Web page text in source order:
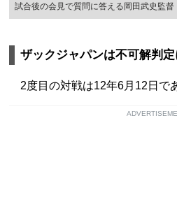
試合後の会見で質問に答える岡田武史監
ザックジャパンは不可解判
2度目の対戦は12年6月12日で